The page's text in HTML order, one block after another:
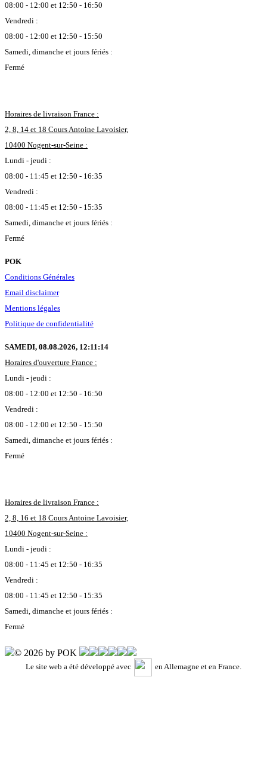
08:00 - 12:00 et 12:50 - 16:50
Vendredi :
08:00 - 12:00 et 12:50 - 15:50
Samedi, dimanche et jours fériés :
Fermé
Horaires de livraison France :
2, 8, 14 et 18 Cours Antoine Lavoisier,
10400 Nogent-sur-Seine :
Lundi - jeudi :
08:00 - 11:45 et 12:50 - 16:35
Vendredi :
08:00 - 11:45 et 12:50 - 15:35
Samedi, dimanche et jours fériés :
Fermé
POK
Conditions Générales
Email disclaimer
Mentions légales
Politique de confidentialité
SAMEDI, 08.08.2026, 12:11:14
Horaires d'ouverture France :
Lundi - jeudi :
08:00 - 12:00 et 12:50 - 16:50
Vendredi :
08:00 - 12:00 et 12:50 - 15:50
Samedi, dimanche et jours fériés :
Fermé
Horaires de livraison France :
2, 8, 16 et 18 Cours Antoine Lavoisier,
10400 Nogent-sur-Seine :
Lundi - jeudi :
08:00 - 11:45 et 12:50 - 16:35
Vendredi :
08:00 - 11:45 et 12:50 - 15:35
Samedi, dimanche et jours fériés :
Fermé
© 2026 by POK
Le site web a été développé avec en Allemagne et en France.